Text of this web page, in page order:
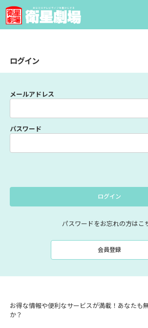
ログイン
メールアドレス
パスワード
ログイン
パスワードをお忘れの方はこ
会員登録
お得な情報や便利なサービスが満載！あなたも
か？